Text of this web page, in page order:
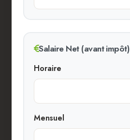
Salaire Net (avant impôt)
Horaire
Mensuel